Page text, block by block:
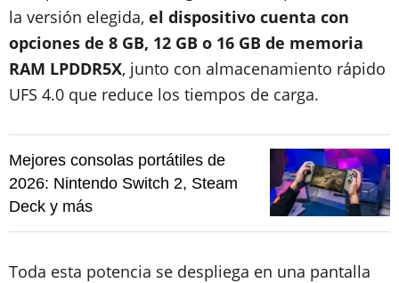
la versión elegida, el dispositivo cuenta con
opciones de 8 GB, 12 GB o 16 GB de memoria
RAM LPDDR5X, junto con almacenamiento rápido
UFS 4.0 que reduce los tiempos de carga.
Mejores consolas portátiles de
2026: Nintendo Switch 2, Steam
Deck y más
Toda esta potencia se despliega en una pantalla